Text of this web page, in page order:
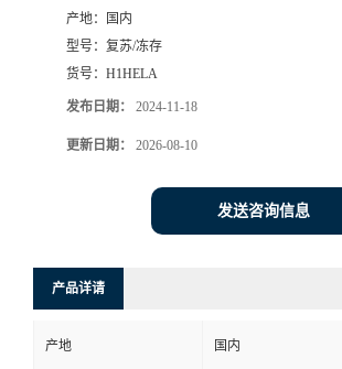
产地：
国内
型号： 复苏/冻存
货号： H1HELA
发布日期： 2024-11-18
更新日期： 2026-08-10
发送咨询信息
产品详请
产地 国内